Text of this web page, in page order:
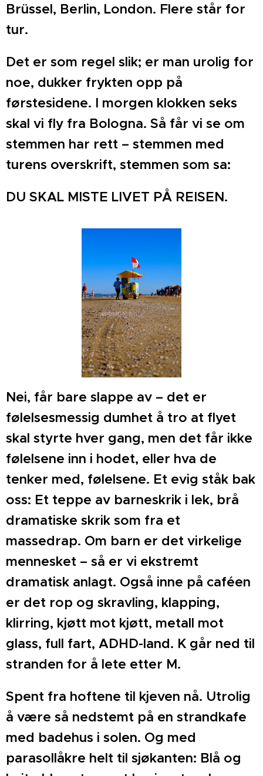
Brüssel, Berlin, London. Flere står for
tur.
Det er som regel slik; er man urolig for
noe, dukker frykten opp på
førstesidene. I morgen klokken seks
skal vi fly fra Bologna. Så får vi se om
stemmen har rett – stemmen med
turens overskrift, stemmen som sa:
DU SKAL MISTE LIVET PÅ REISEN.
Nei, får bare slappe av – det er
følelsesmessig dumhet å tro at flyet
skal styrte hver gang, men det får ikke
følelsene inn i hodet, eller hva de
tenker med, følelsene. Et evig ståk bak
oss: Et teppe av barneskrik i lek, brå
dramatiske skrik som fra et
massedrap. Om barn er det virkelige
mennesket – så er vi ekstremt
dramatisk anlagt. Også inne på caféen
er det rop og skravling, klapping,
klirring, kjøtt mot kjøtt, metall mot
glass, full fart, ADHD-land. K går ned til
stranden for å lete etter M.
Spent fra hoftene til kjeven nå. Utrolig
å være så nedstemt på en strandkafe
med badehus i solen. Og med
parasollåkre helt til sjøkanten: Blå og